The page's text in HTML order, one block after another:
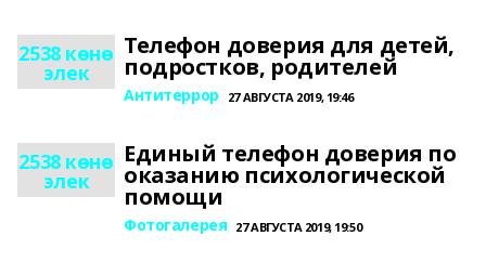
2538 көнө
элек
Телефон доверия для детей,
подростков, родителей
Антитеррор 27 АВГУСТА 2019, 19:46
2538 көнө
элек
Единый телефон доверия по
оказанию психологической
помощи
Фотогалерея 27 АВГУСТА 2019, 19:50